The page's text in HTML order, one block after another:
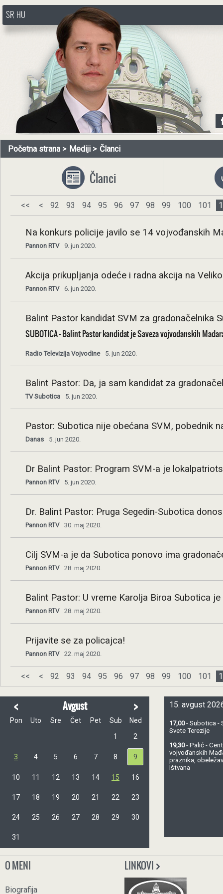
http://www.pasztorbalint.rs/sr
SR HU
Početna strana Mediji Članci
Članci
<< < 92 93 94 95 96 97 98 99 100 101
Na konkurs policije javilo se 14 vojvođanskih
Pannon RTV 9. jun 2020.
Akcija prikupljanja odeće i radna akcija na
Pannon RTV 6. jun 2020.
Balint Pastor kandidat SVM za gradonačelnika
SUBOTICA - Balint Pastor kandidat je Saveza vojvođanskih
Radio Televizija Vojvodine 5. jun 2020.
Balint Pastor: Da, ja sam kandidat za
TV Subotica 5. jun 2020.
Pastor: Subotica nije obećana SVM, pobednik
Danas 5. jun 2020.
Dr Balint Pastor: Program SVM-a je
Pannon RTV 5. jun 2020.
Dr. Balint Pastor: Pruga Segedin-Subotica
Pannon RTV 30. maj 2020.
Cilj SVM-a je da Subotica ponovo ima
Pannon RTV 28. maj 2020.
Balint Pastor: U vreme Karolja Biroa Subotica
Pannon RTV 28. maj 2020.
Prijavite se za policajca!
Pannon RTV 22. maj 2020.
<< < 92 93 94 95 96 97 98 99 100 101
< Avgust >
Pon Uto Sre Čet Pet Sub
Ned
1
2
3 4 5 6 7 8 9
10 11 12 13 14 15 16
17 18 19 20 21 22 23
24 25 26 27 28 29 30
31
15. avgust
17,00- Subotica -
Svete Terezije
19,30- Palić -
vojvođanskih
praznika,
Ištvana
O MENI
Biografija
LINKOVI